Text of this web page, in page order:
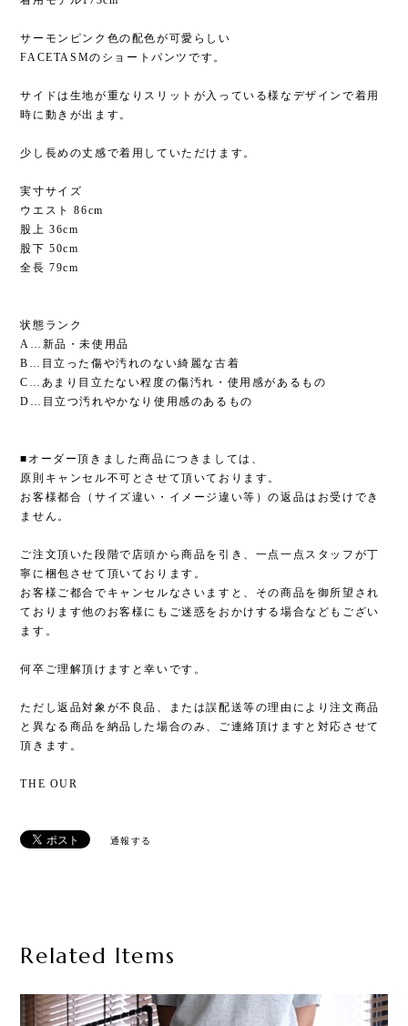
サーモンピンク色の配色が可愛らしい
FACETASMのショートパンツです。
サイドは生地が重なりスリットが入っている様なデザインで着用
時に動きが出ます。
少し長めの丈感で着用していただけます。
実寸サイズ
ウエスト 86cm
股上 36cm
股下 50cm
全長 79cm
状態ランク
A…新品・未使用品
B…目立った傷や汚れのない綺麗な古着
C…あまり目立たない程度の傷汚れ・使用感があるもの
D…目立つ汚れやかなり使用感のあるもの
■オーダー頂きました商品につきましては、
原則キャンセル不可とさせて頂いております。
お客様都合（サイズ違い・イメージ違い等）の返品はお受けでき
ません。
ご注文頂いた段階で店頭から商品を引き、一点一点スタッフが丁
寧に梱包させて頂いております。
お客様ご都合でキャンセルなさいますと、その商品を御所望され
ております他のお客様にもご迷惑をおかけする場合などもござい
ます。
何卒ご理解頂けますと幸いです。
ただし返品対象が不良品、または誤配送等の理由により注文商品
と異なる商品を納品した場合のみ、ご連絡頂けますと対応させて
頂きます。
THE OUR
通報する
Related Items